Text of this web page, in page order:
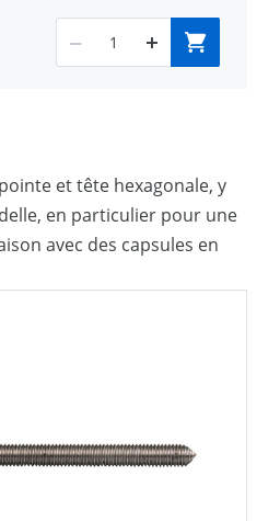
et tête hexagonale, y
en particulier pour une
avec des capsules en